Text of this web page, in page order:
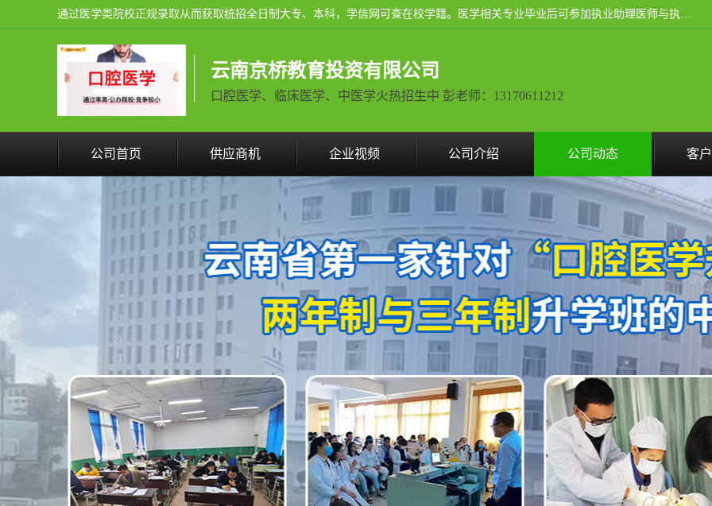
通过医学类院校正规录取从而获取统招全日制大专、本科，学信网可查在校学籍。医学相关专业毕业后可参加执业助理医师与执业医师证书考试（如口腔医学、临床医学、中医学等专业）.
云南京桥教育投资有限公司
口腔医学、临床医学、中医学火热招生中 彭老师：13170611212
公司首页 供应商机 企业视频 公司介绍 公司动态 客